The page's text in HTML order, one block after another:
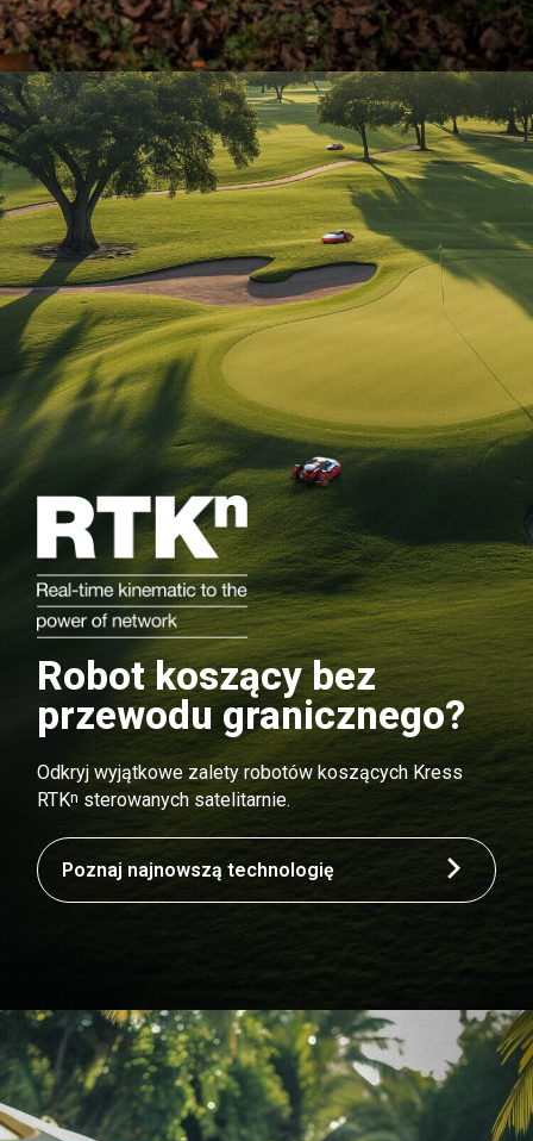
Robot koszący bez
przewodu granicznego?
Odkryj wyjątkowe zalety robotów koszących Kress
RTKn sterowanych satelitarnie.
Poznaj najnowszą technologię